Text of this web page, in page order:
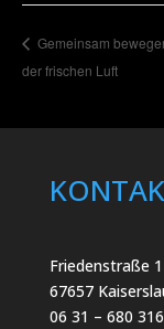
Gemeinsam
der frischen Luft
Friedenstraße
67657
06 31 – 680